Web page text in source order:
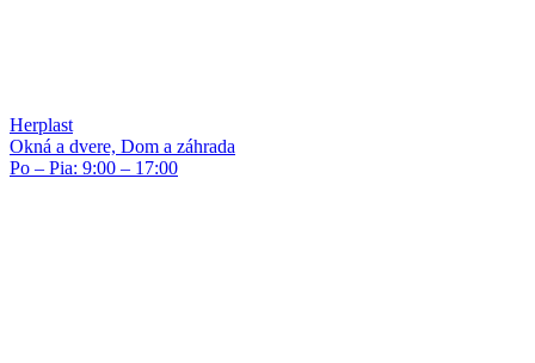
Herplast
Okná a dvere, Dom a záhrada
Po – Pia: 9:00 – 17:00